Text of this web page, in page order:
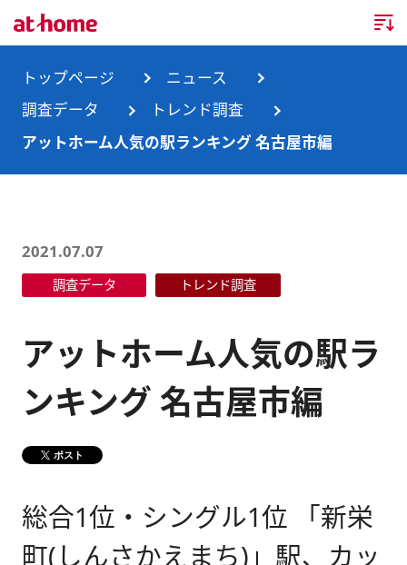
トップページ
企業情報
事業所・グループ会社
沿革
サステナビリティ
CM・動画紹介
調査データ
ランキング
消費者向け不動産情報サービス
不動産業務支援サービス
キャリア採用情報
障がい者採用情報
トップページ
ニュース
調査データ
トレンド調査
アットホーム人気の駅ランキング 名古屋市編
2021.07.07
調査データ トレンド調査
アットホーム人気の駅ラ
ンキング 名古屋市編
ポスト
総合1位・シングル1位 「新栄
町(しんさかえまち)」駅、カッ